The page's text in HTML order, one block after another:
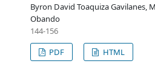
Byron David Toaquiza Gavilanes,
Obando
144-156
PDF
HTML